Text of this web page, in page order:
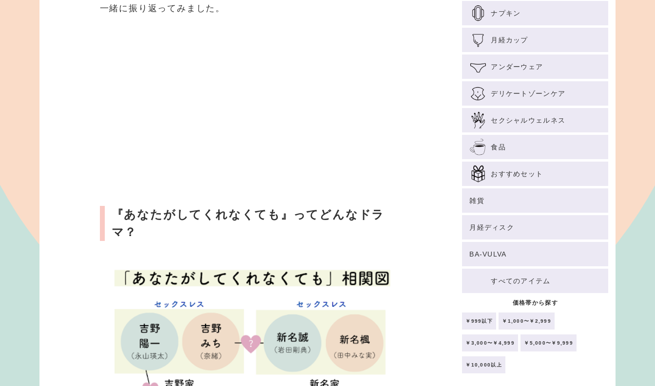
一緒に振り返ってみました。
『あなたがしてくれなくても』ってどんなドラ
マ？
ナプキン
月経カップ
アンダーウェア
デリケートゾーンケア
セクシャルウェルネス
食品
おすすめセット
雑貨
月経ディスク
BA-VULVA
すべてのアイテム
価格帯から探す
￥999以下 ￥1,000〜￥2,999
￥3,000〜￥4,999 ￥5,000〜￥9,999
￥10,000以上